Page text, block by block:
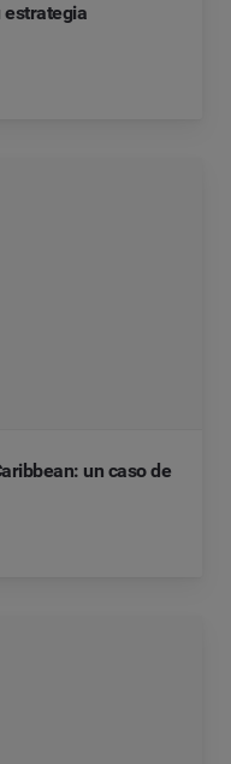
estrategia
un caso de